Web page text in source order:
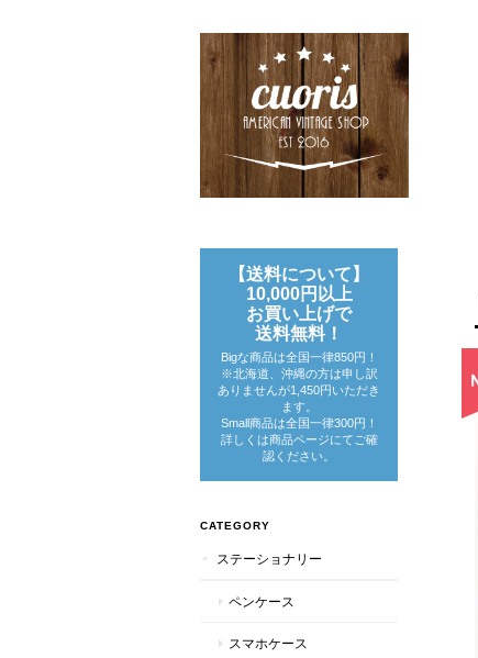
【送料について】
10,000円以上
お買い上げで
送料無料！
Bigな商品は全国一律850円！
※北海道、沖縄の方は申し訳
ありませんが1,450円いただき
ます。
Small商品は全国一律300円！
詳しくは商品ページにてご確
認ください。
CATEGORY
ステーショナリー
ペンケース
スマホケース